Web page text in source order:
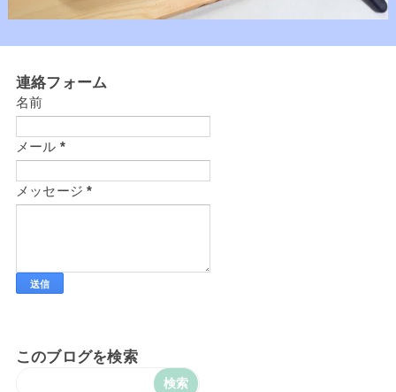
連絡フォーム
名前
メール *
メッセージ*
このブログを検索